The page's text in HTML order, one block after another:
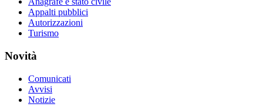
Appalti pubblici
Autorizzazioni
Turismo
Novità
Comunicati
Avvisi
Notizie